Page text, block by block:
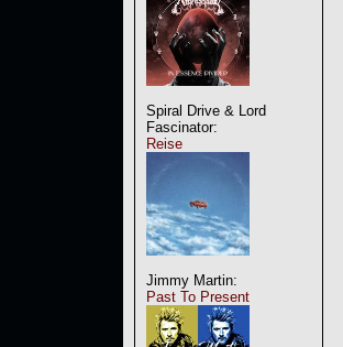
Spiral Drive & Lord
Fascinator:
Reise
Jimmy Martin:
Past To Present